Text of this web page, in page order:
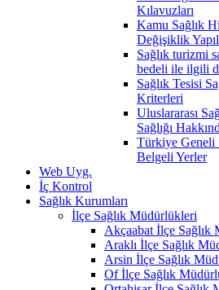
Kılavuzları
Kamu Sağlık
Değişiklik
Sağlık turizmi
bedeli ile ilgili
Sağlık Tesisi
Kriterleri
Uluslararası
Sağlığı
Türkiye Geneli
Belgeli Yerler
Web Uyg.
İç Kontrol
Sağlık Kurumları
İlçe Sağlık Müdürlükleri
Akçaabat İlçe Sağlık
Araklı İlçe Sağlık
Arsin İlçe Sağlık
Of İlçe Sağlık